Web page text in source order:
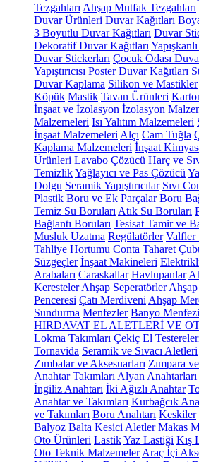
Tezgahları Ahşap Mutfak Tezgahları
Duvar Ürünleri Duvar Kağıtları
3 Boyutlu Duvar Kağıtları Duvar
Dekoratif Duvar Kağıtları
Duvar Stickerları Çocuk Odası
Yapıştırıcısı Poster Duvar Kağıtları
Duvar Kaplama Silikon ve Mastikler
Köpük Mastik Tavan Ürünleri
İnşaat ve İzolasyon İzolasyon
Malzemeleri Isı Yalıtım Malzemeleri
İnşaat Malzemeleri Alçı Cam Tuğla
Kaplama Malzemeleri İnşaat
Ürünleri Lavabo Çözücü Harç ve
TemizlikYağlayıcı ve Pas Çözücü
Dolgu Seramik Yapıştırıcılar Sıvı
Plastik Boru ve Ek Parçalar Boru
Temiz Su Boruları Atık Su Boruları
Bağlantı Boruları Tesisat Tamir ve
Musluk Uzatma Regülatörler Valfler
Tahliye Hortumu Conta Taharet
Süzgeçler İnşaat Makineleri
Arabaları Caraskallar Havlupanlar
Keresteler Ahşap Seperatörler
Penceresi Çatı Merdiveni Ahşap
Sundurma Menfezler Banyo Menfezi
HIRDAVAT EL ALETLERİ VE
Lokma Takımları Çekiç El
Tornavida Seramik ve Sıvacı Aletleri
Zımbalar ve Aksesuarları Zımpara
Anahtar Takımları Alyan Anahtarları
İngiliz Anahtarı İki Ağızlı Anahtar
Anahtar ve Takımları Kurbağcık
ve Takımları Boru Anahtarı Keskiler
Balyoz Balta Kesici Aletler Makas
Oto Ürünleri LastikYaz Lastiği Kış
Oto Teknik Malzemeler Araç İçi